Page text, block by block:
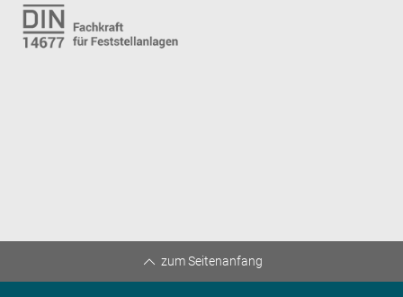
zum Seitenanfang